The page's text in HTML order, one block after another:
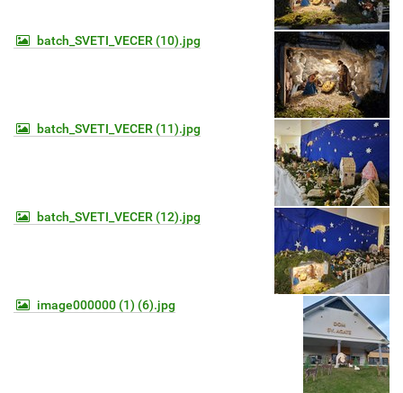
batch_SVETI_VECER (10).jpg
batch_SVETI_VECER (11).jpg
batch_SVETI_VECER (12).jpg
image000000 (1) (6).jpg